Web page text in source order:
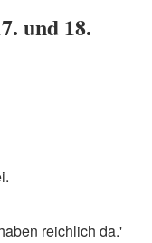
und 18.
reichlich da.'